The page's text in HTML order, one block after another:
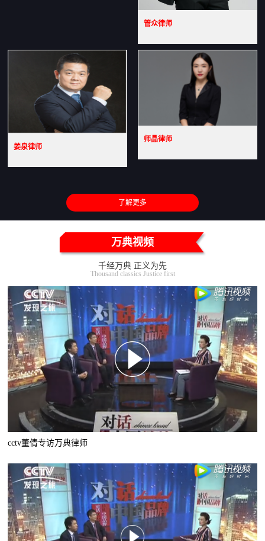
管众律师
姜泉律师
师晶律师
了解更多
万典视频
千经万典 正义为先
Thousand classics Justice first
cctv董倩专访万典律师